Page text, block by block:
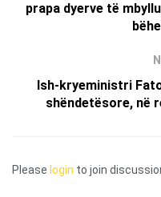
prapa dyerve të
Ish-kryeministri
shëndetësore, në
Please login to join